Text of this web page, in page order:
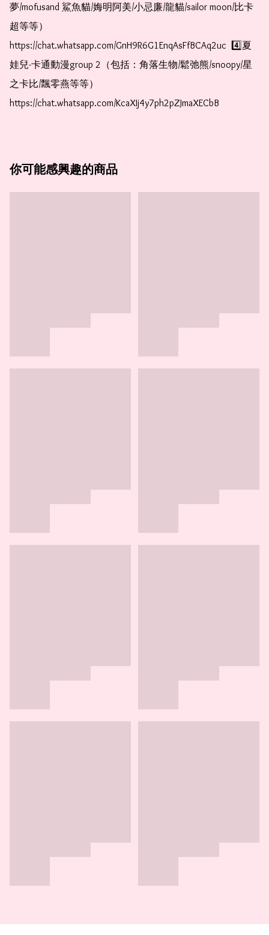
夢/mofusand 鯊魚貓/娒明阿美/小忌廉/龍貓/sailor moon/比卡
超等等）
https://chat.whatsapp.com/GnH9R6G1EnqAsFfBCAq2uc  4️⃣夏
娃兒-卡通動漫group 2（包括：角落生物/鬆弛熊/snoopy/星
之卡比/飄零燕等等）
https://chat.whatsapp.com/KcaXIj4y7ph2pZJmaXECbB
你可能感興趣的商品